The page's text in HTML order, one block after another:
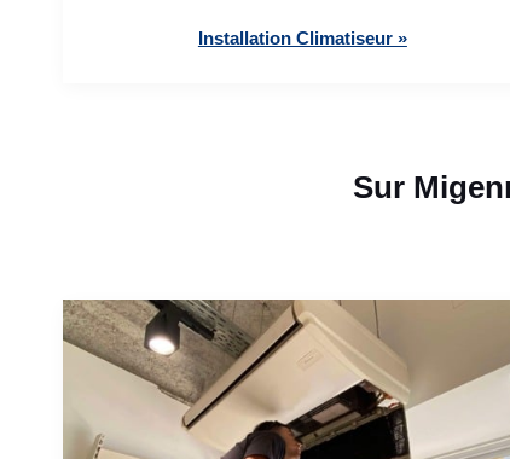
Installation Climatiseur »
Sur